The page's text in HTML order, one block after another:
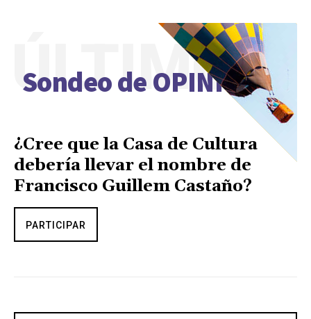
Sondeo de OPINIÓN
ÚLTIMO
¿Cree que la Casa de Cultura
debería llevar el nombre de
Francisco Guillem Castaño?
PARTICIPAR